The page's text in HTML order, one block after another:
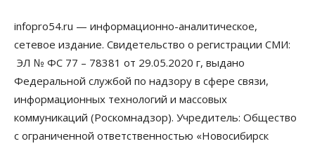
Бизнес Власть
Более 400 новосибирских компаний
вывели зарплату сотрудников «из тени»
05 Августа 2026, 12:00
Бизнес Недвижимость
Новосибирское правительство требует 226 млн со
строителя экстрим-центра
05 Августа 2026, 11:30
infopro54.ru — информационно-аналитическое,
сетевое издание. Свидетельство о регистрации СМИ:
ЭЛ № ФС 77 – 78381 от 29.05.2020 г, выдано
Федеральной службой по надзору в сфере связи,
информационных технологий и массовых
коммуникаций (Роскомнадзор). Учредитель: Общество
с ограниченной ответственностью «Новосибирск